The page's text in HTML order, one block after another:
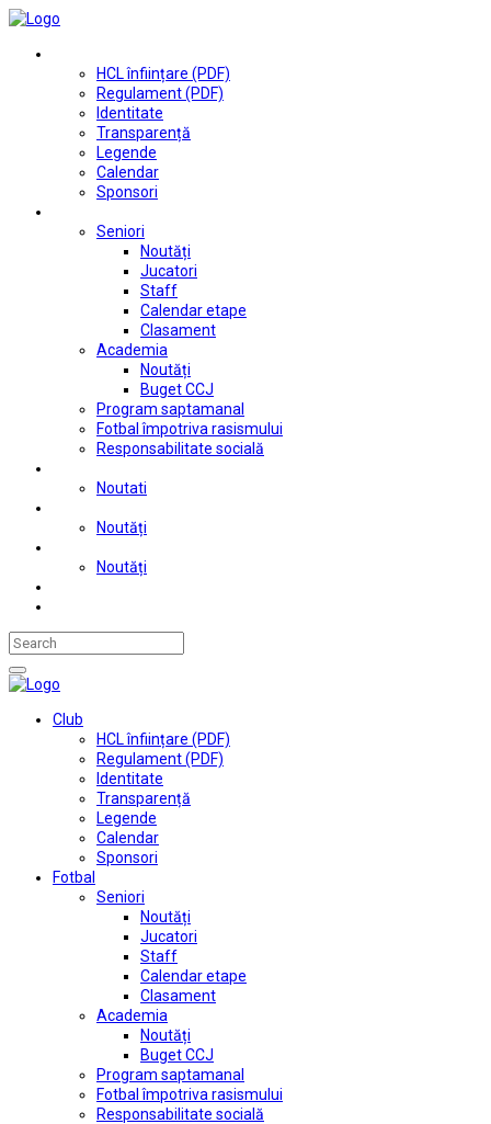
HCL înființare (PDF)
Regulament (PDF)
Identitate
Transparență
Legende
Calendar
Sponsori
Seniori
Noutăți
Jucatori
Staff
Calendar etape
Clasament
Academia
Noutăți
Buget CCJ
Program saptamanal
Fotbal împotriva rasismului
Responsabilitate socială
Noutati
Noutăți
Noutăți
Club
HCL înființare (PDF)
Regulament (PDF)
Identitate
Transparență
Legende
Calendar
Sponsori
Fotbal
Seniori
Noutăți
Jucatori
Staff
Calendar etape
Clasament
Academia
Noutăți
Buget CCJ
Program saptamanal
Fotbal împotriva rasismului
Responsabilitate socială